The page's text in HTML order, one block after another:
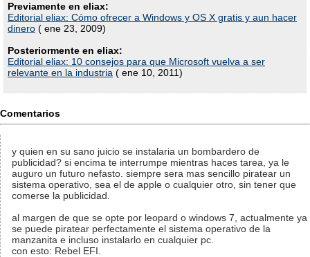
Previamente en eliax:
Editorial eliax: Cómo ofrecer a Windows y OS X gratis y aun hacer
dinero ( ene 23, 2009)
Posteriormente en eliax:
Editorial eliax: 10 consejos para que Microsoft vuelva a ser
relevante en la industria ( ene 10, 2011)
Comentarios
y quien en su sano juicio se instalaria un bombardero de
publicidad? si encima te interrumpe mientras haces tarea, ya le
auguro un futuro nefasto. siempre sera mas sencillo piratear un
sistema operativo, sea el de apple o cualquier otro, sin tener que
comerse la publicidad.
al margen de que se opte por leopard o windows 7, actualmente ya
se puede piratear perfectamente el sistema operativo de la
manzanita e incluso instalarlo en cualquier pc.
con esto: Rebel EFI.